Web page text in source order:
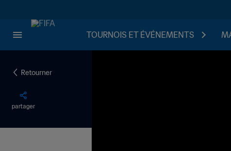
TOURNOIS ET ÉVÉNEMENTS
Retourner
partager